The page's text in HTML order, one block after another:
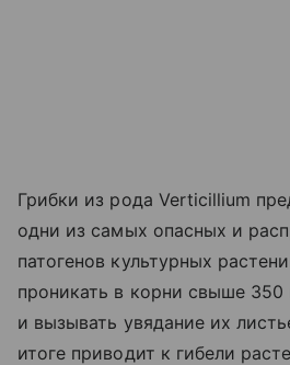
Грибки из рода Verticillium
одни из самых опасных и
патогенов культурных
проникать в корни свыше
и вызывать увядание их
итоге приводит к гибели